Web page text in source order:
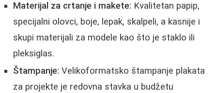
Materijal za crtanje i makete: Kvalitetan papiр,
specijalni olovci, boje, lepak, skalpeli, a kasnije i
skupi materijali za modele kao što je staklo ili
pleksiglas.
Štampanje: Velikoformatsko štampanje plakata
za projekte je redovna stavka u budžetu